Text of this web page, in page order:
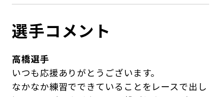
選手コメント
高橋選手
いつも応援ありがとうございます。
なかなか練習でできていることをレースで出し